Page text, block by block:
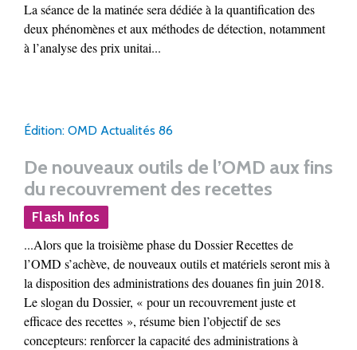
La séance de la matinée sera dédiée à la quantification des
deux phénomènes et aux méthodes de détection, notamment
à l’analyse des prix unitai...
Édition: OMD Actualités 86
De nouveaux outils de l’OMD aux fins
du recouvrement des recettes
Flash Infos
...Alors que la troisième phase du Dossier Recettes de
l’OMD s’achève, de nouveaux outils et matériels seront mis à
la disposition des administrations des douanes fin juin 2018.
Le slogan du Dossier, « pour un recouvrement juste et
efficace des recettes », résume bien l’objectif de ses
concepteurs: renforcer la capacité des administrations à